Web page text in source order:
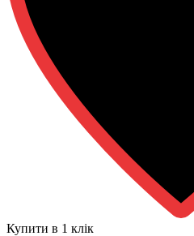
Купити в 1 клiк